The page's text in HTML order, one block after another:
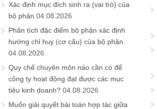
Xác định mục đích sinh ra (vai trò) của
bộ phận 04.08.2026
Phân tích đặc điểm bộ phận xác định
hướng chỉ huy (cơ cấu) của bộ phận
04.08.2026
Quy chế chuyên môn nào cần có để
công ty hoạt động đạt được các mục
tiêu kinh doanh? 04.08.2026
Muốn giải quyết bài toán hợp tác giữa